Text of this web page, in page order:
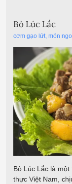
Bò Lúc Lắc
cơm gạo lứt món
Bò Lúc Lắc là
thực Việt Nam,